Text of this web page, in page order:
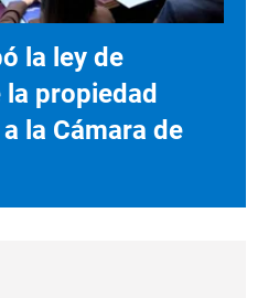
la ley de
propiedad
la Cámara de